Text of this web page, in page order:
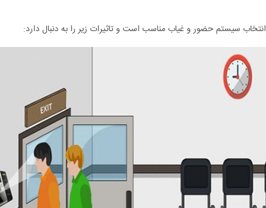
سیستم حضور و غیاب مناسب است و تاثیرات زیر را به دنبال دارد: